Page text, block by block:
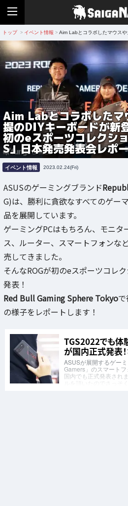
トップ > イベント情報 > Aim Labとコラボしたマウス
Aim Labとコラボしたマ
提のDIYキーボードが新
初のeスポーツコレクシ
S」日本発売発表会レポ
イベント情報 2023.02.24(Fri)
ASUSのゲーミングブランド
G)は、勝利に貪欲なすべてのゲー
品を展開しています。
ゲーミングPCはもちろん、モニタ
ス、ルーター、スマートフォンな
売してきました。
そんなROGが初のeスポーツコレ
発表！
Red Bull Gaming Sphere Tokyo
の様子をレポートします！